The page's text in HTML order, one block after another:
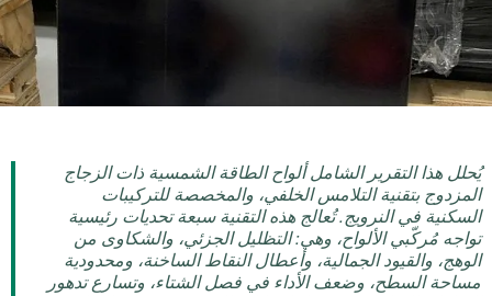
يُحلل هذا التقرير الشامل ألواح الطاقة الشمسية ذات الزجاج
المزدوج بتقنية التلامس الخلفي، والمخصصة للتركيبات
السكنية في النرويج. تُعالج هذه التقنية سبعة تحديات رئيسية
تواجه مُركّبي الألواح، وهي: التظليل الجزئي، والشكاوى من
الوهج، والقيود الجمالية، وأعطال النقاط الساخنة، ومحدودية
مساحة السطح، وضعف الأداء في فصل الشتاء، وتسارع تدهور